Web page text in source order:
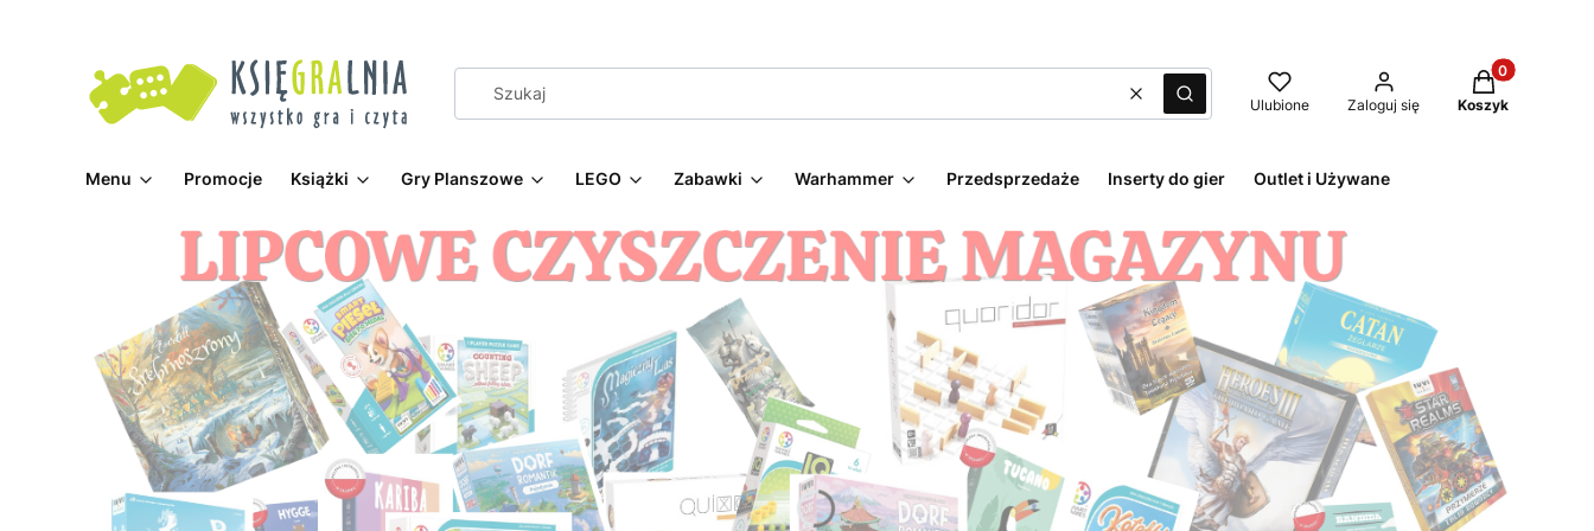
WyczyśćSzukaj Ulubione Zaloguj się
Produkty w
Koszyk
Menu Promocje Książki Gry Planszowe LEGO Zabawki Warhammer Przedsprzedaże Inserty do gier Outlet i Używane